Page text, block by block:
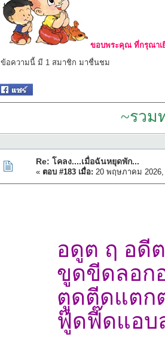
ขอบพระคุณ ที่กรุณาเ
ข้อความนี้ มี 1 สมาชิก มาชื่นชม
~รวม
Re: โคลง....เมื่อฉันหยุดพัก...
« ตอบ #183 เมื่อ: 20 พฤษภาคม 2026,
อดูต ฤ อดี
ขูดขีดลอก
ตูดตีดแตก
ฟู๊ดฟี๊ดแอบ